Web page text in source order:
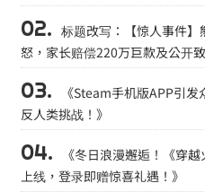
标题改写：【惊人事件
怒，家长赔偿220万巨款及公开致
《Steam手机版APP引
反人类挑战！》
《冬日浪漫邂逅！《穿
上线，登录即赠惊喜礼遇！》